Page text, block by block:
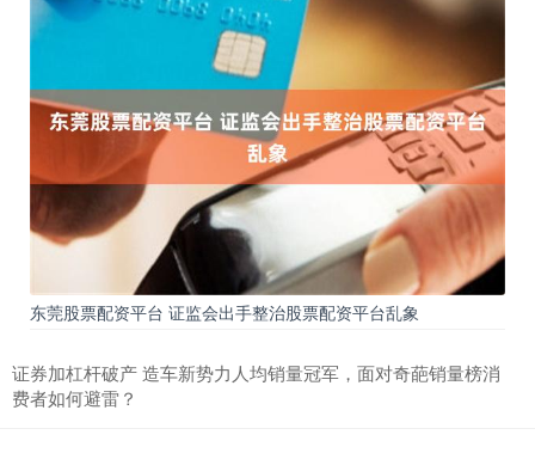
东莞股票配资平台 证监会出手整治股票配资平台乱象
证券加杠杆破产 造车新势力人均销量冠军，面对奇葩销量榜消
费者如何避雷？